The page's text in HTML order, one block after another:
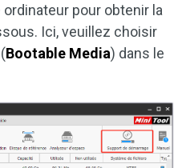
pour obtenir la
Ici, veuillez choisir
(Bootable Media) dans le